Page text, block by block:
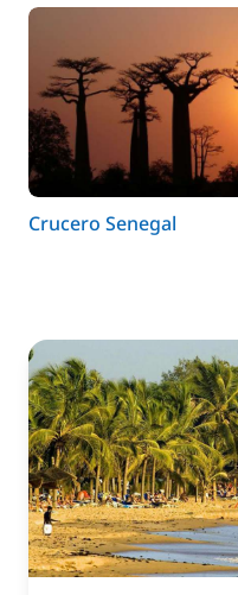
Crucero Senegal